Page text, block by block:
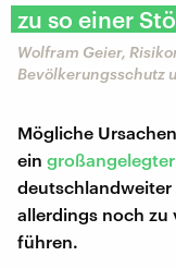
zu so einer
Wolfram Geier,
Bevölkerungsschutz
Mögliche
ein
deutschlandweiter
allerdings noch zu
führen.